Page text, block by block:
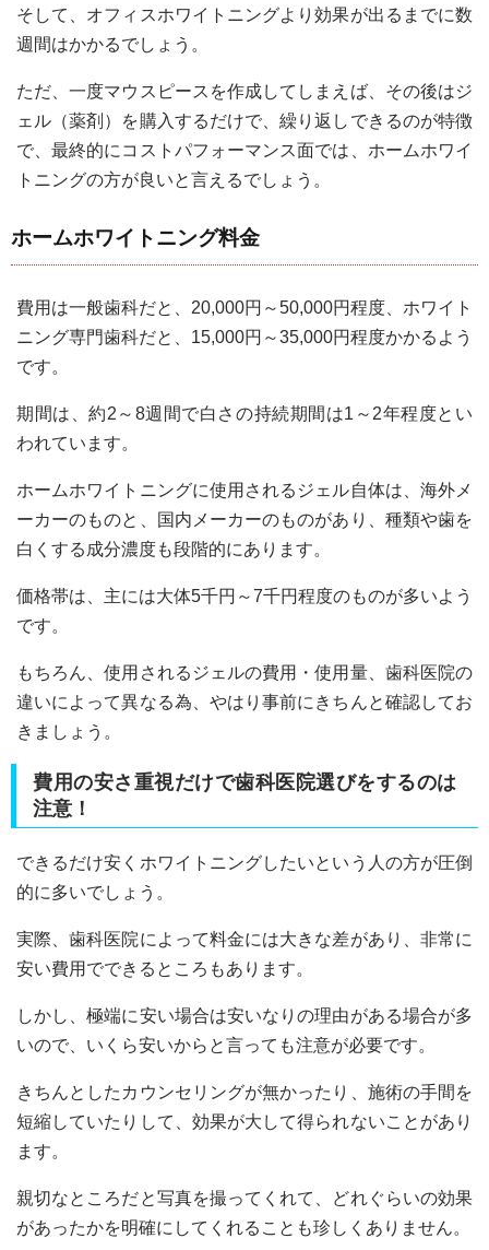
そして、オフィスホワイトニングより効果が出るまでに数
週間はかかるでしょう。
ただ、一度マウスピースを作成してしまえば、その後はジ
ェル（薬剤）を購入するだけで、繰り返しできるのが特徴
で、最終的にコストパフォーマンス面では、ホームホワイ
トニングの方が良いと言えるでしょう。
ホームホワイトニング料金
費用は一般歯科だと、20,000円～50,000円程度、ホワイト
ニング専門歯科だと、15,000円～35,000円程度かかるよう
です。
期間は、約2～8週間で白さの持続期間は1～2年程度とい
われています。
ホームホワイトニングに使用されるジェル自体は、海外メ
ーカーのものと、国内メーカーのものがあり、種類や歯を
白くする成分濃度も段階的にあります。
価格帯は、主には大体5千円～7千円程度のものが多いよう
です。
もちろん、使用されるジェルの費用・使用量、歯科医院の
違いによって異なる為、やはり事前にきちんと確認してお
きましょう。
費用の安さ重視だけで歯科医院選びをするのは
注意！
できるだけ安くホワイトニングしたいという人の方が圧倒
的に多いでしょう。
実際、歯科医院によって料金には大きな差があり、非常に
安い費用でできるところもあります。
しかし、極端に安い場合は安いなりの理由がある場合が多
いので、いくら安いからと言っても注意が必要です。
きちんとしたカウンセリングが無かったり、施術の手間を
短縮していたりして、効果が大して得られないことがあり
ます。
親切なところだと写真を撮ってくれて、どれぐらいの効果
があったかを明確にしてくれることも珍しくありません。